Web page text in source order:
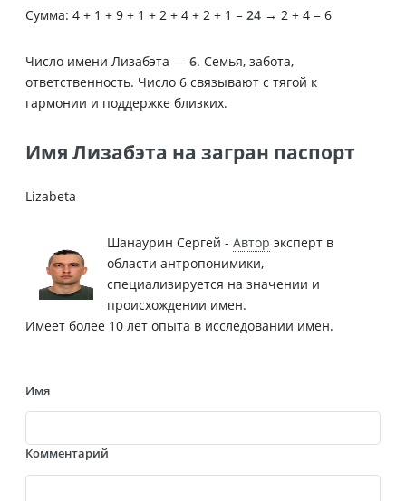
Сумма: 4 + 1 + 9 + 1 + 2 + 4 + 2 + 1 = 24 → 2 + 4 = 6
Число имени Лизабэта — 6. Семья, забота,
ответственность. Число 6 связывают с тягой к
гармонии и поддержке близких.
Имя Лизабэта на загран паспорт
Lizabeta
Шанаурин Сергей - Автор эксперт в
области антропонимики,
специализируется на значении и
происхождении имен.
Имеет более 10 лет опыта в исследовании имен.
Имя
Комментарий